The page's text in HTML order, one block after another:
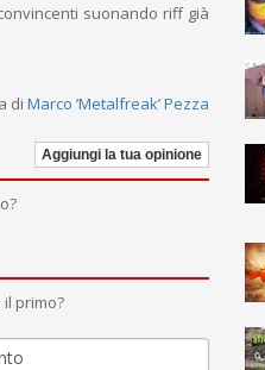
suonando riff già
di Marco ’Metalfreak’ Pezza
Aggiungi la tua opinione
primo?